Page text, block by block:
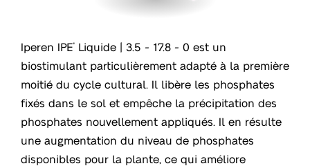
Iperen IPE®
Liquide | 3.5 - 17.8 - 0 est un
biostimulant particulièrement adapté à la première
moitié du cycle cultural. Il libère les phosphates
fixés dans le sol et empêche la précipitation des
phosphates nouvellement appliqués. Il en résulte
une augmentation du niveau de phosphates
disponibles pour la plante, ce qui améliore